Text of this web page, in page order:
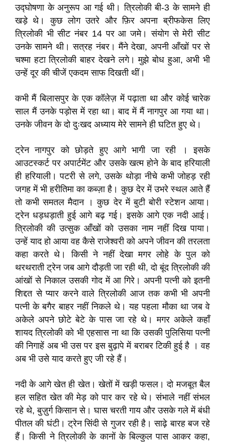
उद्घोषणा के अनुरूप आ गई थी। त्रिलोकी बी-3 के सामने ही
खड़े थे। कुछ लोग उतरे और फ़िर अपना ब्रीफकेस लिए
त्रिलोकी भी सीट नंबर 14 पर आ जमे। संयोग से मेरी सीट
उनके सामने थी। सत्रह नंबर। मैंने देखा, अपनी आँखों पर से
चश्मा हटा त्रिलोकी बाहर देखने लगे। मुझे बोध हुआ, अभी भी
उन्हें दूर की चीजें एकदम साफ दिखती थीं।
कभी मैं बिलासपुर के एक कॉलेज़ में पढ़ाता था और कोई चारेक
साल मैं उनके पड़ोस में रहा था। बाद में मैं नागपुर आ गया था।
उनके जीवन के दो दुःखद अध्याय मेरे सामने ही घटित हुए थे।
ट्रेन नागपुर को छोड़ते हुए आगे भागी जा रही । इसके
आउटस्कर्ट पर अपार्टमेंट और उसके खत्म होने के बाद हरियाली
ही हरियाली। पटरी से लगे, उसके थोड़ा नीचे कभी जोहड़ रही
जगह में भी हरीतिमा का कब्ज़ा है। कुछ देर में उभरे स्थल आते हैं
तो कभी समतल मैदान । कुछ देर में बुटी बोरी स्टेशन आया।
ट्रेन धड़धड़ाती हुई आगे बढ़ गई। इसके आगे एक नदी आई।
त्रिलोकी की उत्सुक आँखों को उसका नाम नहीं दिख पाया।
उन्हें याद हो आया वह कैसे राजेश्वरी को अपने जीवन की तरलता
कहा करते थे। किसी ने नहीं देखा मगर लोहे के पुल को
थरथराती ट्रेन जब आगे दौड़ती जा रही थी, दो बूंद त्रिलोकी की
आंखों से निकाल उसकी गोद में आ गिरे। अपनी पत्नी को इतनी
शिद्दत से प्यार करने वाले त्रिलोकी आज तक कभी भी अपनी
पत्नी के बगैर बाहर नहीं निकले थे। यह पहला मौका था जब वे
अकेले अपने छोटे बेटे के पास जा रहे थे। मगर अकेले कहाँ
शायद त्रिलोकी को भी एहसास ना था कि उसकी पुलिसिया पत्नी
की निगाहें अब भी उस पर इस बुढ़ापे में बराबर टिकी हुई है । वह
अब भी उसे याद करते हुए जी रहे हैं।
नदी के आगे खेत ही खेत। खेतों में खड़ी फसल। दो मजबूत बैल
हल सहित खेत की मेड़ को पार कर रहे थे। संभाले नहीं संभल
रहे थे, बुज़ुर्ग किसान से। घास चरती गाय और उसके गले में बंधी
पीतल की घंटी। ट्रेन सिंदी से गुजर रही है। साढ़े बारह बज रहे
हैं। किसी ने त्रिलोकी के कानों के बिल्कुल पास आकर कहा,